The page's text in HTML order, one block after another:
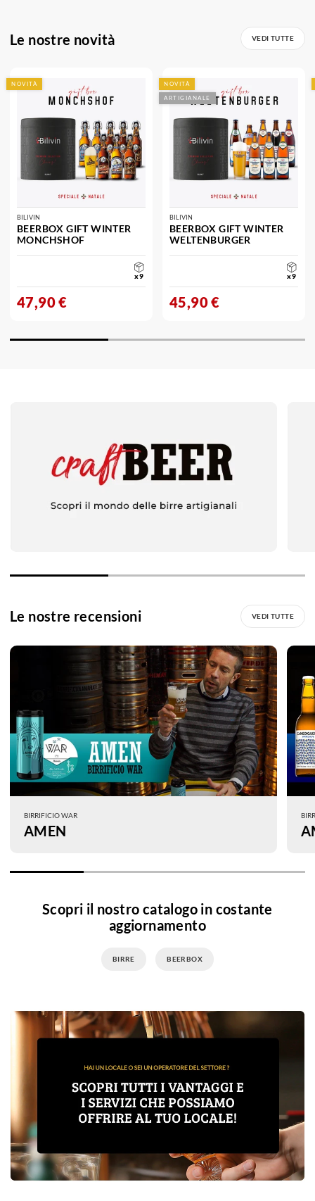
liquori.
Le nostre novità VEDI TUTTE
NOVITÀ
BILIVIN
BEERBOX GIFT WINTER
MONCHSHOF
x9
47,90 €
NOVITÀ
ARTIGIANALE
BILIVIN
BEERBOX GIFT WINTER
WELTENBURGER
x9
45,90 €
Le nostre recensioni VEDI TUTTE
BIRRIFICIO WAR
AMEN
Scopri il nostro catalogo in costante
aggiornamento
BIRRE BEERBOX